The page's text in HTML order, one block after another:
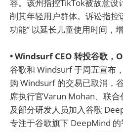
容。该州指控TikTok被故意设
削其年轻用户群体。诉讼指控
功能” 以延长儿童使用时间，
• Windsurf CEO 转投谷歌，
谷歌和 Windsurf 于周五宣布
购 Windsurf 的交易已取消，
席执行官Varun Mohan、联
及部分研发人员加入谷歌
专注于谷歌旗下 DeepMind